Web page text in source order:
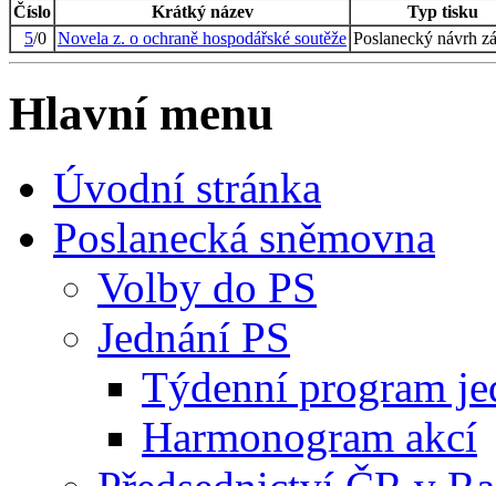
Číslo Krátký název
Typ tisku
5/0 Novela z. o ochraně hospodářské soutěže Poslanecký návrh
Hlavní menu
Úvodní stránka
Poslanecká sněmovna
Volby do PS
Jednání PS
Týdenní program
Harmonogram akcí